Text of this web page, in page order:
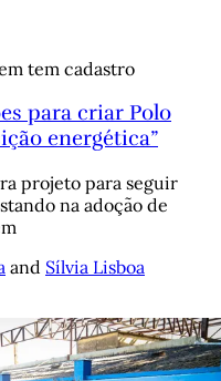
tem cadastro
para criar Polo
energética”
projeto para seguir
na adoção de
and Sílvia Lisboa